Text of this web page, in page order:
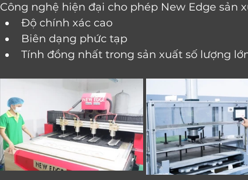
Công nghệ hiện đại cho phép New Edge sản
Độ chính xác cao
Biên dạng phức tạp
Tính đồng nhất trong sản xuất số lượng